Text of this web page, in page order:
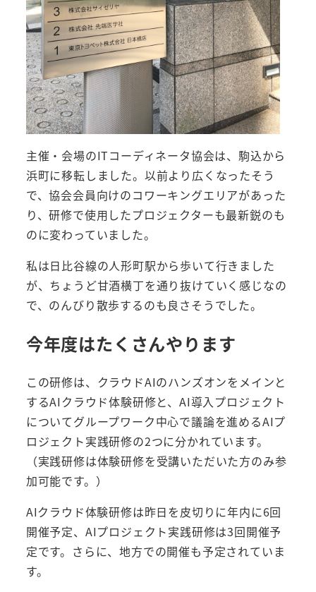
主催・会場のITコーディネータ協会は、駒込から
浜町に移転しました。以前より広くなったそう
で、協会会員向けのコワーキングエリアがあった
り、研修で使用したプロジェクターも最新鋭のも
のに変わっていました。
私は日比谷線の人形町駅から歩いて行きました
が、ちょうど甘酒横丁を通り抜けていく感じなの
で、のんびり散歩するのも良さそうでした。
今年度はたくさんやります
この研修は、クラウドAIのハンズオンをメインと
するAIクラウド体験研修と、AI導入プロジェクト
についてグループワーク中心で議論を進めるAIプ
ロジェクト実践研修の2つに分かれています。
（実践研修は体験研修を受講いただいた方のみ参
加可能です。）
AIクラウド体験研修は昨日を皮切りに年内に6回
開催予定、AIプロジェクト実践研修は3回開催予
定です。さらに、地方での開催も予定されていま
す。